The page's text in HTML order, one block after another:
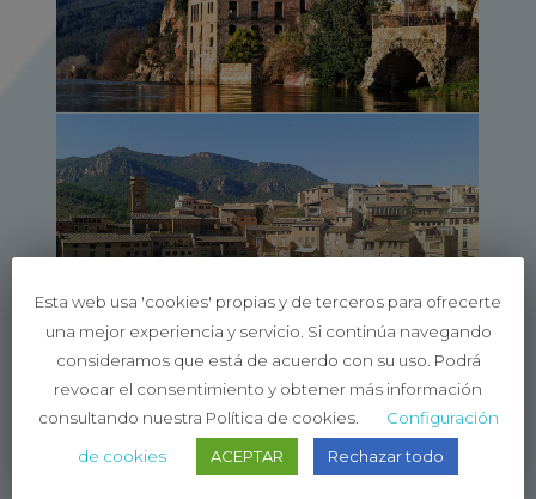
Esta web usa 'cookies' propias y de terceros para ofrecerte
una mejor experiencia y servicio. Si continúa navegando
consideramos que está de acuerdo con su uso. Podrá
revocar el consentimiento y obtener más información
consultando nuestra Política de cookies.
Configuración
de cookies
ACEPTAR Rechazar todo